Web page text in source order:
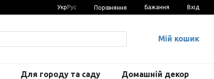
УкрРус Порівняння Бажання Вхід
Мій кошик
Для городу та саду Домашній декор